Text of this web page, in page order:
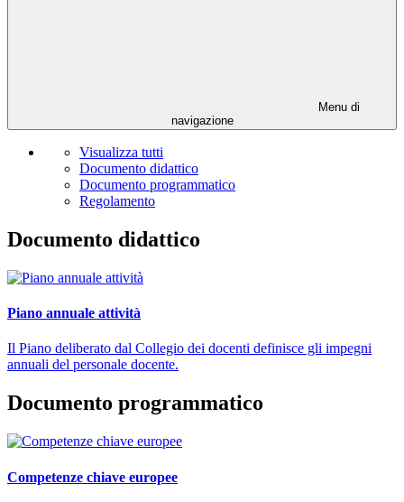
Menu di
navigazione
Visualizza tutti
Documento didattico
Documento programmatico
Regolamento
Documento didattico
Piano annuale attività
Il Piano deliberato dal Collegio dei docenti definisce gli impegni
annuali del personale docente.
Documento programmatico
Competenze chiave europee